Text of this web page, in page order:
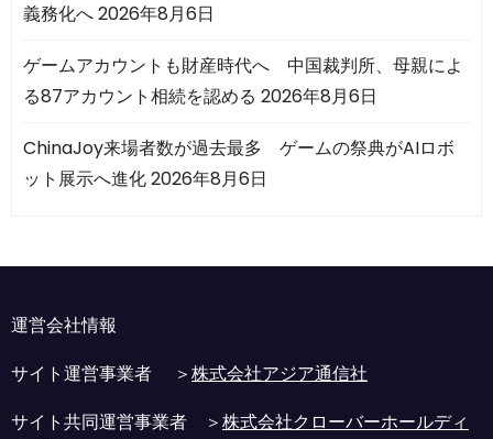
義務化へ2026年8月6日
ゲームアカウントも財産時代へ 中国裁判所、母親によ
る87アカウント相続を認める 2026年8月6日
ChinaJoy来場者数が過去最多 ゲームの祭典がAIロボ
ット展示へ進化2026年8月6日
運営会社情報
サイト運営事業者 ＞株式会社アジア通信社
サイト共同運営事業者 ＞株式会社クローバーホールディ